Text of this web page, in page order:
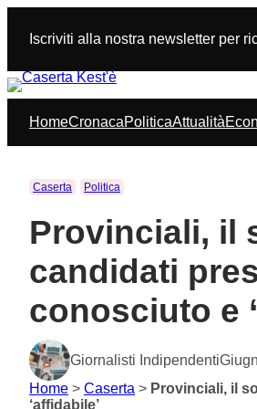
contenuto
Iscriviti alla nostra newsletter per
HomeCronacaPoliticaAttualità
Caserta Politica
Provinciali, il
candidati
conosciuto e
Giornalisti Indipendenti
Home > Caserta > Provinciali, il
‘affidabile’